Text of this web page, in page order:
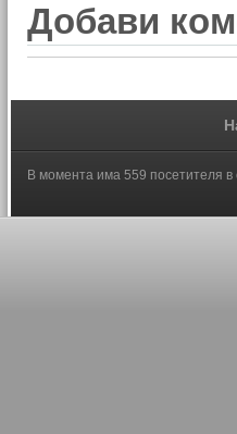
Добави
В момента има 559 посетителя в